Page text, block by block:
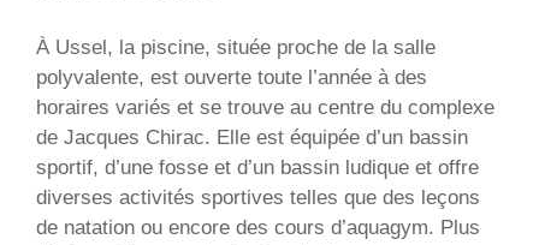
À Ussel, la piscine, située proche de la salle
polyvalente, est ouverte toute l’année à des
horaires variés et se trouve au centre du complexe
de Jacques Chirac. Elle est équipée d’un bassin
sportif, d’une fosse et d’un bassin ludique et offre
diverses activités sportives telles que des leçons
de natation ou encore des cours d’aquagym. Plus